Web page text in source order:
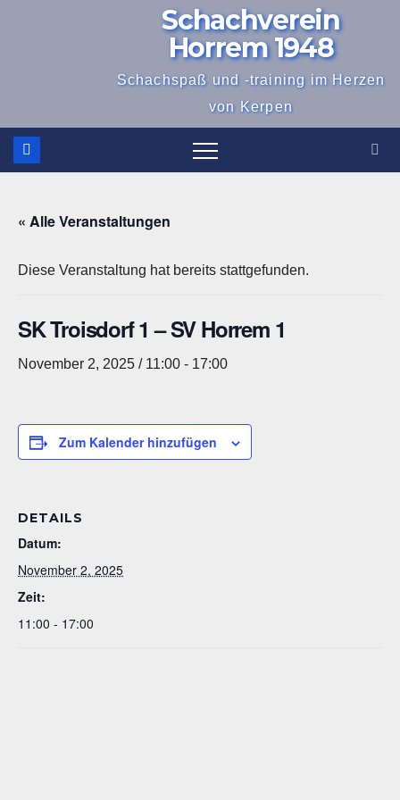
Schachverein
Horrem 1948
Schachspaß und -training im Herzen
von Kerpen
« Alle Veranstaltungen
Diese Veranstaltung hat bereits stattgefunden.
SK Troisdorf 1 – SV Horrem 1
November 2, 2025 / 11:00 - 17:00
Zum Kalender hinzufügen
DETAILS
Datum:
November 2, 2025
Zeit:
11:00 - 17:00